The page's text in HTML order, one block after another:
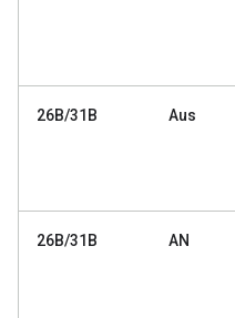
26B/31B Aus
26B/31B AN